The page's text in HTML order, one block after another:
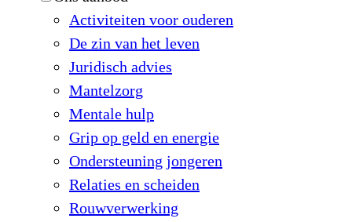
Activiteiten voor ouderen
De zin van het leven
Juridisch advies
Mantelzorg
Mentale hulp
Grip op geld en energie
Ondersteuning jongeren
Relaties en scheiden
Rouwverwerking